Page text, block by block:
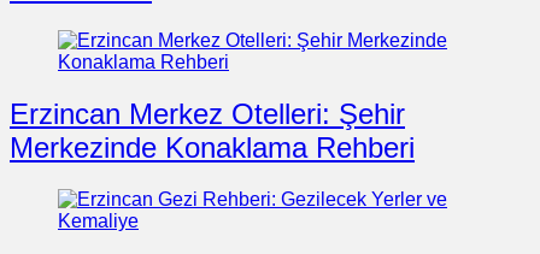
Erzincan Merkez Otelleri: Şehir
Merkezinde Konaklama Rehberi